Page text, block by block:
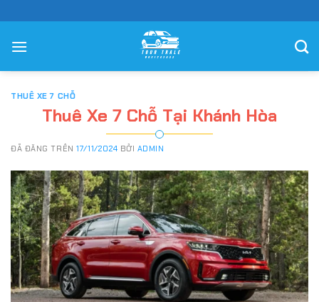
đến
nội
THUÊ XE 7 CHỖ
Thuê Xe 7 Chỗ Tại Khánh Hòa
ĐÃ ĐĂNG TRÊN17/11/2024 BỞI ADMIN